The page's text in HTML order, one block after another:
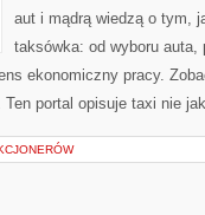
aut i mądrą wiedzą o tym,
taksówka: od wyboru
ekonomiczny pracy.
portal opisuje taxi nie